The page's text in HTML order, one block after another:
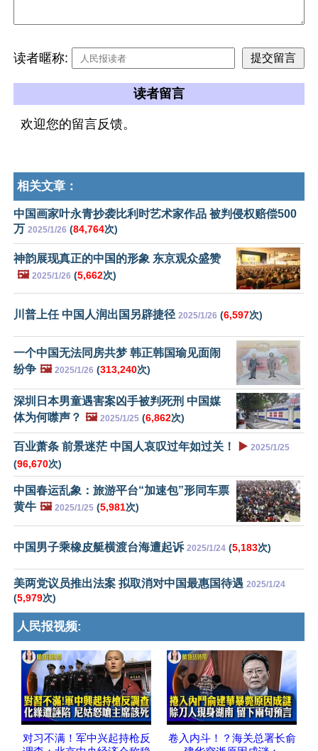
读者暱称:
读者留言
欢迎您的留言反馈。
相关文章：
中国画家叶永青抄袭比利时艺术家作品 被判侵权赔偿500
万 2025/1/26 (84,764次)
神韵展现真正的中国的形象 东京观众盛赞
🖼️ 2025/1/26 (5,662次)
川普上任 中国人润出国另辟捷径 2025/1/26 (6,597次)
一个中国无法同房共梦 韩正韩国瑜见面闹
纷争 🖼️ 2025/1/26 (313,240次)
深圳日本男童遇害案凶手被判死刑 中国媒
体为何噤声？ 🖼️ 2025/1/25 (6,862次)
百业萧条 前景迷茫 中国人哀叹过年如过关！ ▶️ 2025/1/25
(96,670次)
中国春运乱象：旅游平台“加速包”形同车票
黄牛 🖼️ 2025/1/25 (5,981次)
中国男子乘橡皮艇横渡台海遭起诉 2025/1/24 (5,183次)
美两党议员推出法案 拟取消对中国最惠国待遇 2025/1/24
(5,979次)
人民报视频:
对习不满！军中兴起持枪反
卷入内斗！？海关总署长俞